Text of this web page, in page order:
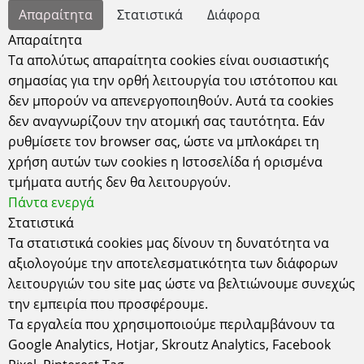
Απαντάμε σε όλα τα email σε σύντομο χρονικό
διάστημα
location
Για να μας βρείτε στο χάρτη θα πρέπει να αποδεχτείτε
τα «Διάφορα cookies» και να ανανεώσετε τη σελίδα.
Ρυθμίσεις cookies
Έδρα
Κυδωνιών 6-8 Αθήνα-Σεπόλια, 10443
ΑΤΤΙΚΗ τηλ: 2105157506
ΔΕΧΟΜΑΣΤΕ ΚΑΤΟΠΙΝ ΡΑΝΤΕΒΟΥ
Απαραίτητα Στατιστικά
Διάφορα
Απαραίτητα
Τα απολύτως απαραίτητα cookies είναι ουσιαστικής
σημασίας για την ορθή λειτουργία του ιστότοπου και
δεν μπορούν να απενεργοποιηθούν. Αυτά τα cookies
δεν αναγνωρίζουν την ατομική σας ταυτότητα. Εάν
ρυθμίσετε τον browser σας, ώστε να μπλοκάρει τη
χρήση αυτών των cookies η Ιστοσελίδα ή ορισμένα
τμήματα αυτής δεν θα λειτουργούν.
Πάντα ενεργά
Στατιστικά
Τα στατιστικά cookies μας δίνουν τη δυνατότητα να
αξιολογούμε την αποτελεσματικότητα των διάφορων
λειτουργιών του site μας ώστε να βελτιώνουμε συνεχώς
την εμπειρία που προσφέρουμε.
Τα εργαλεία που χρησιμοποιούμε περιλαμβάνουν τα
Google Analytics, Hotjar, Skroutz Analytics, Facebook